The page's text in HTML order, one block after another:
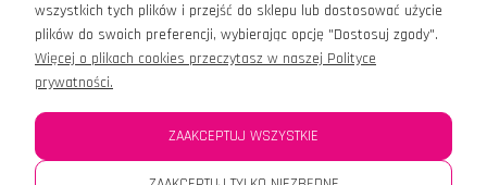
OPINIE
wszystkich tych plików i przejść do sklepu lub dostosować użycie
plików do swoich preferencji, wybierając opcję "Dostosuj zgody".
Więcej o plikach cookies przeczytasz w naszej Polityce
prywatności.
ZAAKCEPTUJ WSZYSTKIE